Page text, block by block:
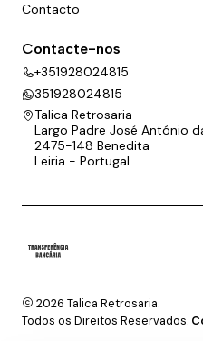
Contacto
Contacte-nos
+351928024815
351928024815
Talica Retrosaria
Largo Padre José António
2475-148 Benedita
Leiria - Portugal
2026 Talica Retrosaria.
Todos os Direitos Reservados.